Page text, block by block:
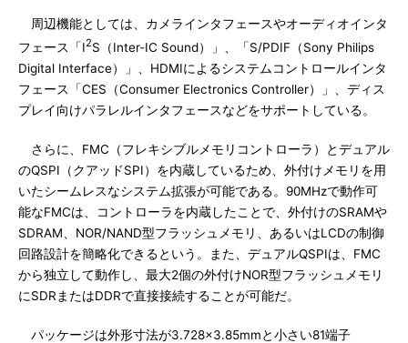
周辺機能としては、カメラインタフェースやオーディオインタ
フェース「I2S（Inter-IC Sound）」、「S/PDIF（Sony Philips
Digital Interface）」、HDMIによるシステムコントロールインタ
フェース「CES（Consumer Electronics Controller）」、ディス
プレイ向けパラレルインタフェースなどをサポートしている。
さらに、FMC（フレキシブルメモリコントローラ）とデュアル
のQSPI（クアッドSPI）を内蔵しているため、外付けメモリを用
いたシームレスなシステム拡張が可能である。90MHzで動作可
能なFMCは、コントローラを内蔵したことで、外付けのSRAMや
SDRAM、NOR/NAND型フラッシュメモリ、あるいはLCDの制御
回路設計を簡略化できるという。また、デュアルQSPIは、FMC
から独立して動作し、最大2個の外付けNOR型フラッシュメモリ
にSDRまたはDDRで直接接続することが可能だ。
パッケージは外形寸法が3.728×3.85mmと小さい81端子